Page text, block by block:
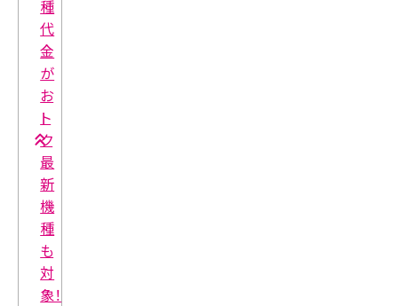
種
代
金
が
お
ト
ク
最
新
機
種
も
対
象！